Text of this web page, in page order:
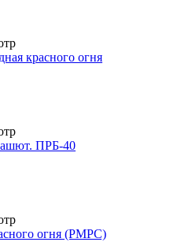
красного огня
ПРБ-40
огня (РМРС)